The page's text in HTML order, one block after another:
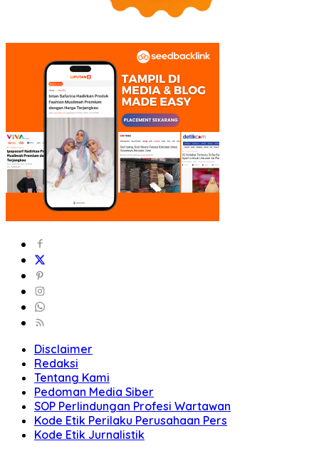
Disclaimer
Redaksi
Tentang Kami
Pedoman Media Siber
SOP Perlindungan Profesi Wartawan
Kode Etik Perilaku Perusahaan Pers
Kode Etik Jurnalistik